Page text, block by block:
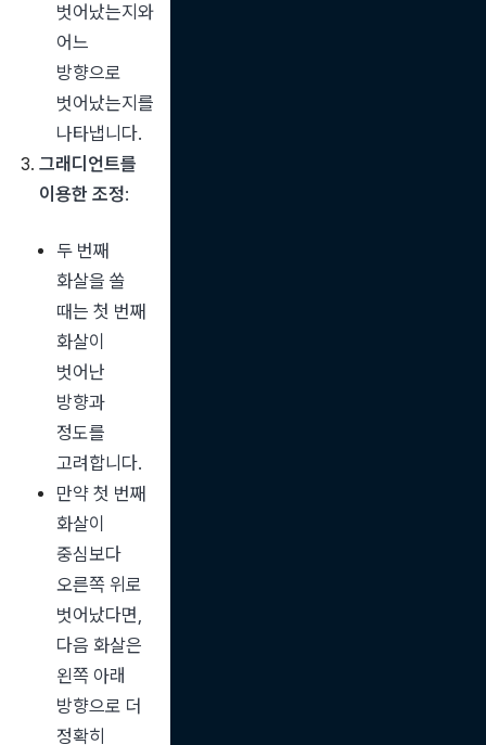
벗어났는지와
어느
방향으로
벗어났는지를
나타냅니다.
그래디언트를
이용한 조정:
두 번째
화살을 쏠
때는 첫 번째
화살이
벗어난
방향과
정도를
고려합니다.
만약 첫 번째
화살이
중심보다
오른쪽 위로
벗어났다면,
다음 화살은
왼쪽 아래
방향으로 더
정확히